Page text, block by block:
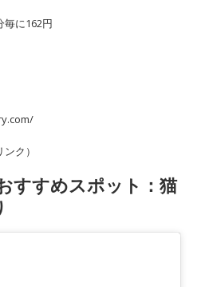
毎に162円
ク）
すすめスポット：猫